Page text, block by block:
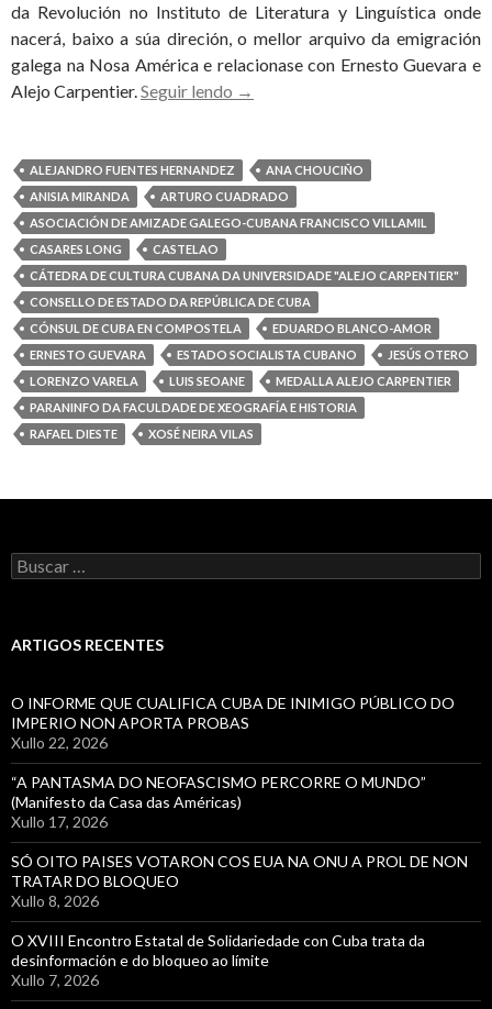
da Revolución no Instituto de Literatura y Linguística onde
nacerá, baixo a súa direción, o mellor arquivo da emigración
galega na Nosa América e relacionase con Ernesto Guevara e
Alejo Carpentier.Seguir lendo Cuba
Neira
Vilas
coa
Alejo
Carpentier
→
ALEJANDRO FUENTES HERNANDEZ
ANA CHOUCIÑO
ANISIA MIRANDA
ARTURO CUADRADO
ASOCIACIÓN DE AMIZADE GALEGO-CUBANA FRANCISCO VILLAMIL
CASARES LONG
CASTELAO
CÁTEDRA DE CULTURA CUBANA DA UNIVERSIDADE "ALEJO CARPENTIER"
CONSELLO DE ESTADO DA REPÚBLICA DE CUBA
CÓNSUL DE CUBA EN COMPOSTELA
EDUARDO BLANCO-AMOR
ERNESTO GUEVARA
ESTADO SOCIALISTA CUBANO
JESÚS OTERO
LORENZO VARELA
LUIS SEOANE
MEDALLA ALEJO CARPENTIER
PARANINFO DA FACULDADE DE XEOGRAFÍA E HISTORIA
RAFAEL DIESTE
XOSÉ NEIRA VILAS
Buscar:
ARTIGOS RECENTES
O INFORME QUE CUALIFICA CUBA DE INIMIGO PÚBLICO DO
IMPERIO NON APORTA PROBAS
Xullo 22, 2026
“A PANTASMA DO NEOFASCISMO PERCORRE O MUNDO”
(Manifesto da Casa das Américas)
Xullo 17, 2026
SÓ OITO PAISES VOTARON COS EUA NA ONU A PROL DE NON
TRATAR DO BLOQUEO
Xullo 8, 2026
O XVIII Encontro Estatal de Solidariedade con Cuba trata da
desinformación e do bloqueo ao límite
Xullo 7, 2026